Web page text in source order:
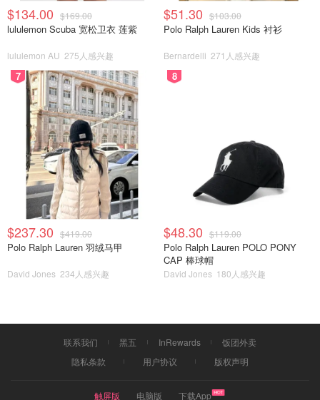
而且小小年紀還得了下泌尿道炎，遵照醫囑，每天罐藥，而
麵麵非常愛乾飼料，轉濕食的過程非常痛苦，他有長達五天
都不吃東西，因為害怕他得脂肪肝，所以只好強迫灌食，彼
此都痛苦！他被灌得眼淚直流，而我每天都要強硬抓著他、
掰開嘴巴灌肉泥，他因為不舒服會甩頭，所以肉泥會噴的我
全身和地板都是。
那段日子天天要擔心他有沒有吃飯，真是難熬呀！
$134.00 $169.00
lululemon Scuba 宽松卫衣 莲紫
lululemon AU 275人感兴趣
$51.30 $103.00
Polo Ralph Lauren Kids 衬衫
Bernardelli 271人感兴趣
7
$237.30 $419.00
Polo Ralph Lauren 羽绒马甲
David Jones 234人感兴趣
8
$48.30 $119.00
Polo Ralph Lauren POLO PONY
CAP 棒球帽
David Jones 180人感兴趣
联系我们 黑五 InRewards
饭团外卖
隐私条款
用户协议 版权声明
触屏版 电脑版 下载App